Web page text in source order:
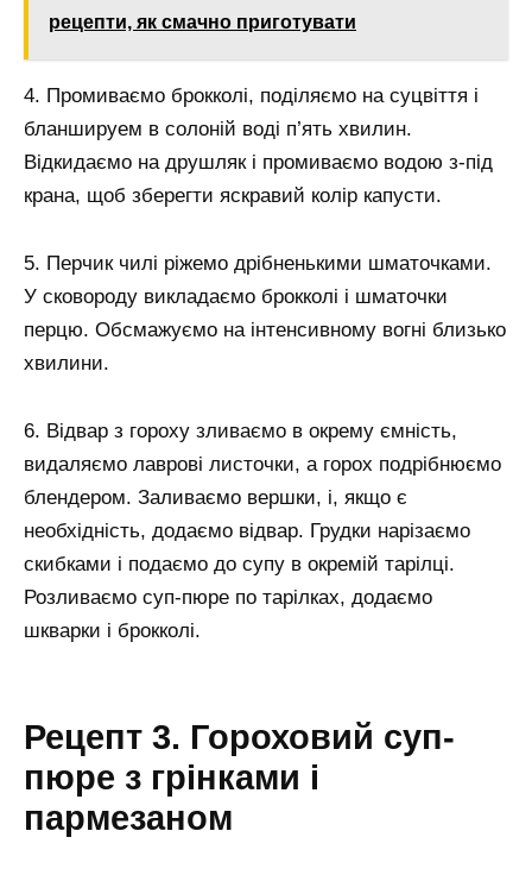
рецепти, як смачно приготувати
4. Промиваємо брокколі, поділяємо на суцвіття і
бланшируем в солоній воді п’ять хвилин.
Відкидаємо на друшляк і промиваємо водою з-під
крана, щоб зберегти яскравий колір капусти.
5. Перчик чилі ріжемо дрібненькими шматочками.
У сковороду викладаємо брокколі і шматочки
перцю. Обсмажуємо на інтенсивному вогні близько
хвилини.
6. Відвар з гороху зливаємо в окрему ємність,
видаляємо лаврові листочки, а горох подрібнюємо
блендером. Заливаємо вершки, і, якщо є
необхідність, додаємо відвар. Грудки нарізаємо
скибками і подаємо до супу в окремій тарілці.
Розливаємо суп-пюре по тарілках, додаємо
шкварки і брокколі.
Рецепт 3. Гороховий суп-
пюре з грінками і
пармезаном